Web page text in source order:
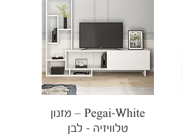
תצוגה מהירהPegai-White – מזנון
טלוויזיה - לבן